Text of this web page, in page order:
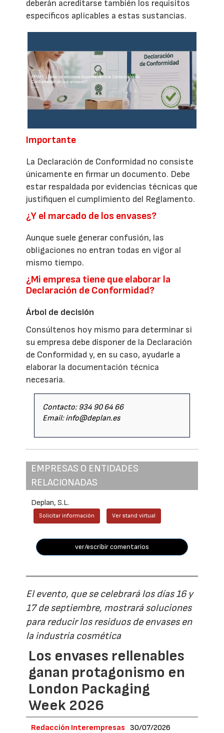
deberán acreditarse también los requisitos
específicos aplicables a estas sustancias.
Importante
La Declaración de Conformidad no consiste
únicamente en firmar un documento. Debe
estar respaldada por evidencias técnicas que
justifiquen el cumplimiento del Reglamento.
¿Y el marcado de los envases?
Aunque suele generar confusión, las
obligaciones no entran todas en vigor al
mismo tiempo.
¿Mi empresa tiene que elaborar la
Declaración de Conformidad?
Árbol de decisión
Consúltenos hoy mismo para determinar si
su empresa debe disponer de la Declaración
de Conformidad y, en su caso, ayudarle a
elaborar la documentación técnica
necesaria.
Contacto: 934 90 64 66
Email: info@deplan.es
EMPRESAS O ENTIDADES
RELACIONADAS
Deplan, S.L.
Solicitar información Ver stand virtual
ver/escribir comentarios
El evento, que se celebrará los días 16 y
17 de septiembre, mostrará soluciones
para reducir los residuos de envases en
la industria cosmética
Los envases rellenables
ganan protagonismo en
London Packaging
Week 2026
Redacción Interempresas 30/07/2026